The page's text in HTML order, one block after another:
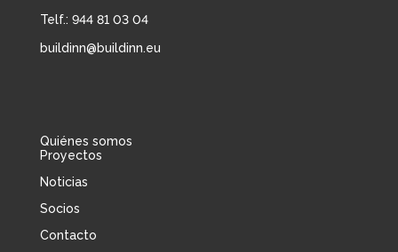
Telf.: 944 81 03 04
buildinn@buildinn.eu
Quiénes somos
Proyectos
Noticias
Socios
Contacto